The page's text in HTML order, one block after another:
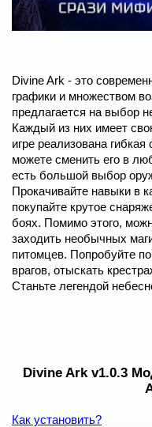
Divine Ark - это
графики и множеством
предлагается на выбор
Каждый из них имеет
игре реализована
можете сменить его в
есть большой выбор
Прокачивайте навыки в
покупайте крутое
боях. Помимо этого,
заходить необычных
питомцев. Попробуйте
врагов, отыскать
Станьте легендой
Divine Ark v1.0.3
Как установить?